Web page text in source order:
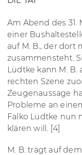
Am Abend des 31.
einer
auf M. B., der dort
zusammensteht.
Lüdtke kann M.
rechten Szene
Zeugenaussage
Probleme an
Falko Lüdtke nun
klären will. [4]
M. B. trägt auf